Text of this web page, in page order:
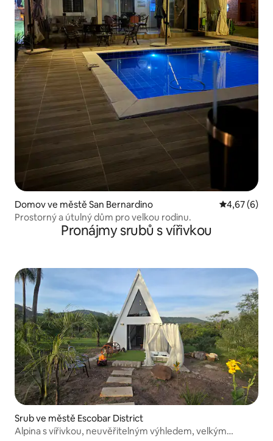
Domov ve městě San Bernardino Průměrné
4,67 (6)
Prostorný a útulný dům pro velkou rodinu.
Pronájmy srubů s vířivkou
Srub ve městě Escobar District
Alpina s vířivkou, neuvěřitelným výhledem, velkým